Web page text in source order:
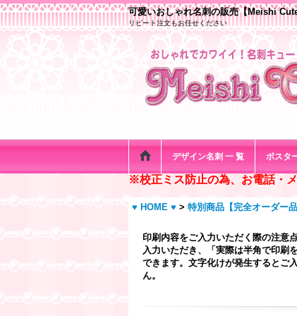
可愛いおしゃれ名刺の販売【Meishi
リピート注文もお任せください
デザイン名刺 一 覧 ポスタ
※校正ミス防止の為、お電話・
♥ HOME ♥ > 特別商品【完全オーダー品
印刷内容をご入力いただく際の注意
入力いただき、「実際は半角で印刷
できます。文字化けが発生するとご
ん。